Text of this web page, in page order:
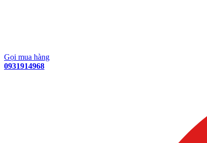
Gọi mua hàng
0931914968